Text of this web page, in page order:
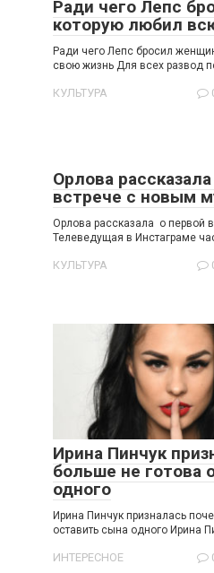
Ради чего Лепс
которую любил
Ради чего Лепс бросил
свою жизнь Для всех развод
КУЛЬТУРА
Орлова
встрече с новым
Орлова рассказала о первой
Телеведущая в Инстаграме
КУЛЬТУРА
Ирина Пинчук
больше не готова
одного
Ирина Пинчук призналась
оставить сына одного Ирина
ИНТЕРЕСНОЕ